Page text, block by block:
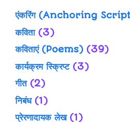
एंकरिंग (Anchoring
कविता(3)
कविताएं (Poems) (39)
कार्यक्रम स्क्रिप्ट(3)
गीत(2)
निबंध(1)
प्रेरणादायक लेख(1)